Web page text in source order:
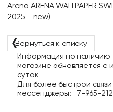
Arena ARENA WALLPAPER
2025 - new)
❬Вернуться к списку
Информация по наличию
магазине обновляется с
суток
Для более быстрой
мессенджеры: +7-965-